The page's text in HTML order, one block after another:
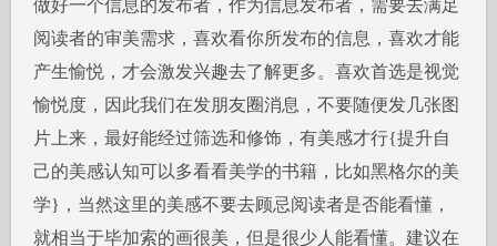
做好一个信息的发布者，作为信息发布者，需要去满足
阅读者的审美需求，喜欢看你所发布的信息，喜欢才能
产生愉悦，才会激发兴趣去了解更多。喜欢首选是视觉
愉悦度，因此我们在发朋友圈消息，不要随便发几张图
片上来，最好能经过筛选和修饰，有美感才行{提升自
己的美感认知可以多看看美学的书籍，比如黑格尔的美
学}，当然这里的美感不要去顾忌阅读者是否能看懂，
就相当于毕加索的画很美，但是很少人能看懂。建议在